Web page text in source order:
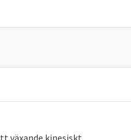
och rankas som land
växande kinesiskt